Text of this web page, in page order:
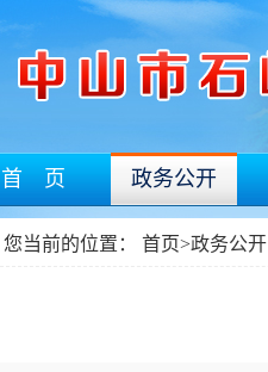
首 页 政务公开
您当前的位置： 首页>政务公开